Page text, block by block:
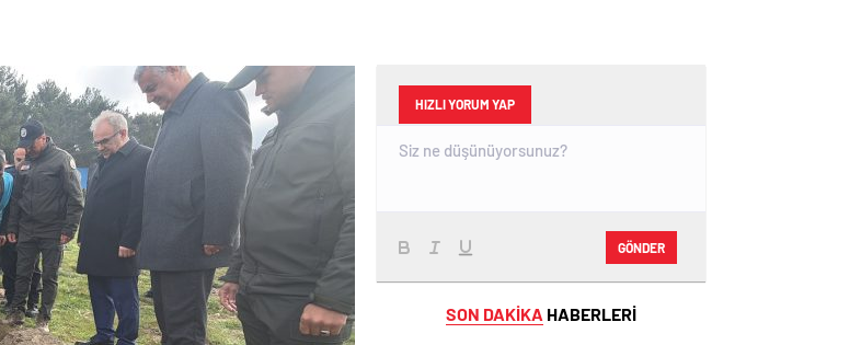
HIZLI YORUM YAP
GÖNDER
SON DAKİKA HABERLERİ